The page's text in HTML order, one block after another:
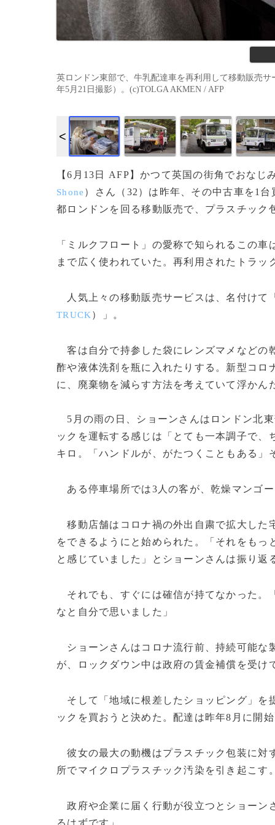
英ロンドン東部で、牛乳配達車を再利用して移動販売
年5月21日撮影）。(c)TOLGA AKMEN / AFP
【6月13日 AFP】かつて英国の街角でおな
Shone ）さん（32）は昨年、その中古車を1
都ロンドンを回る移動販売で、プラスチック
「ミルクフロート」の愛称で知られるこの
まで広く使われていた。再利用されたトラ
人気上々の移動販売サービスは、名付けて
TRUCK ）」。
客は自分で持参した袋にレンズマメなどの
酢や液体洗剤を瓶に入れたりする。新型コ
に、廃棄物を減らす方法を考えていて浮かん
5月の雨の日、ショーンさんはロンドン北
ックを運転する感じは「とても一本調子で
キロ。「ハンドルが、がたつくこともある」
ある停車場所では3人の客が、乾燥マンゴ
移動店舗はコロナ禍の外出自粛で拡大した
をできるようにと始められた。「それをも
と感じていました」とショーンさんは振り返
それでも、すぐには確信が持てなかった。
なと自分で思いました」
ショーンさんはコロナ流行前、持続可能な
が、ロックダウン中は政府の賃金補償を受け
そして「地域に根差したショッピング」を
ックを買おうと決めた。配達は昨年8月に開
彼女の最大の動機はプラスチック包装に対
所でマイクロプラスチック汚染を引き起こす
政府や企業に届く行動が役立つとショーン
るはずです」